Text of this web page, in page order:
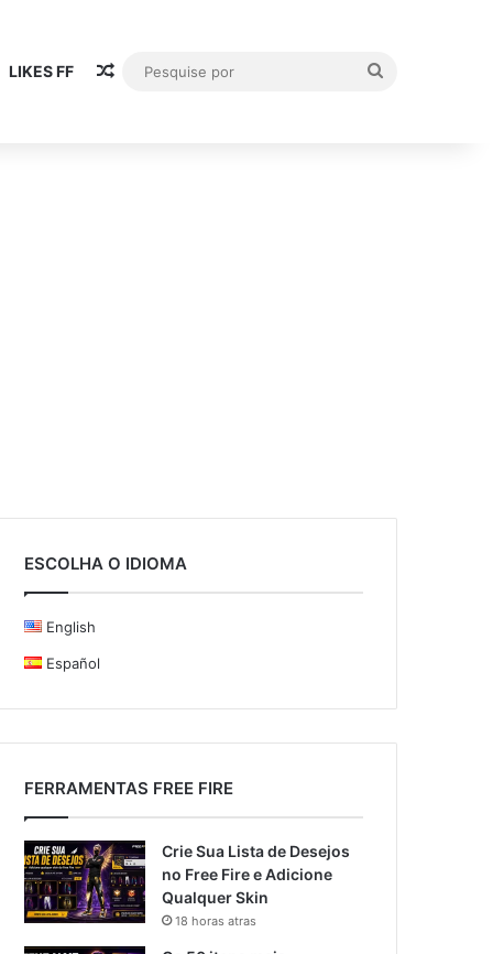
LIKES FF Artigo aleatório
ESCOLHA O IDIOMA
English
Español
FERRAMENTAS FREE FIRE
Crie Sua Lista de Desejos
no Free Fire e Adicione
Qualquer Skin
18 horas atras